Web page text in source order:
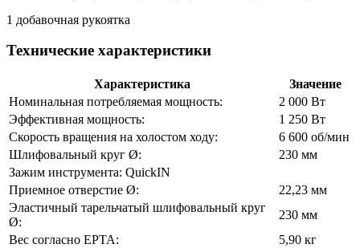
1 добавочная рукоятка
Технические характеристики
Характеристика
Значение
Номинальная потребляемая мощность:
2 000 Вт
Эффективная мощность:
1 250 Вт
Скорость вращения на холостом ходу:
6 600 об/мин
Шлифовальный круг Ø:
230 мм
Зажим инструмента: QuickIN
Приемное отверстие Ø:
22,23 мм
Эластичный тарельчатый шлифовальный круг
Ø:
230 мм
Вес согласно EPTA:
5,90 кг